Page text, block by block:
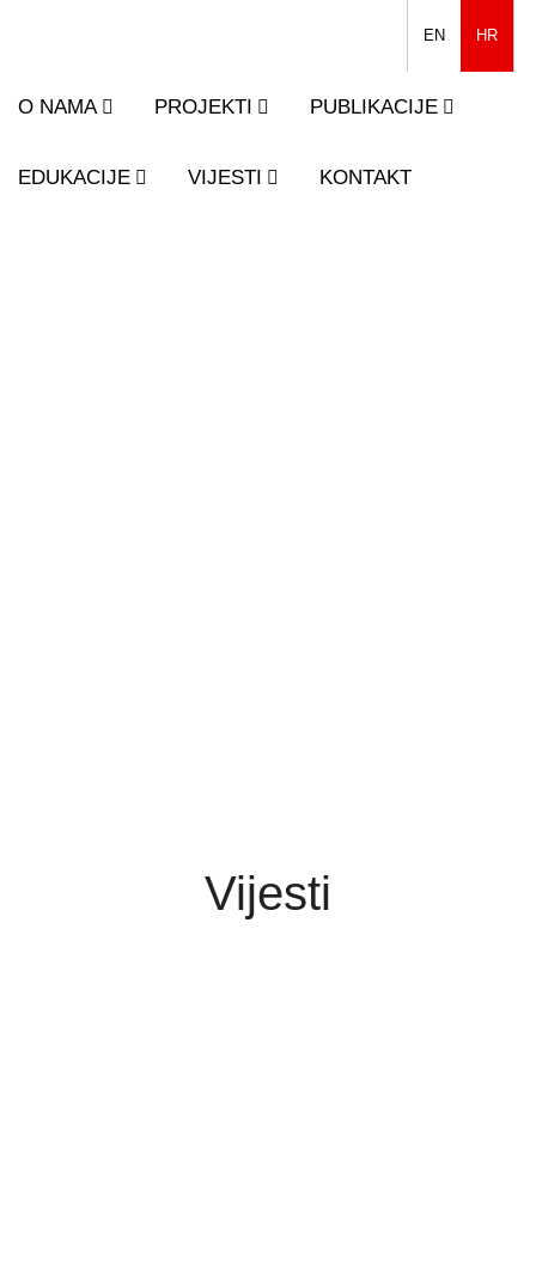
EN HR
O NAMA PROJEKTI PUBLIKACIJE
EDUKACIJE VIJESTI KONTAKT
Vijesti